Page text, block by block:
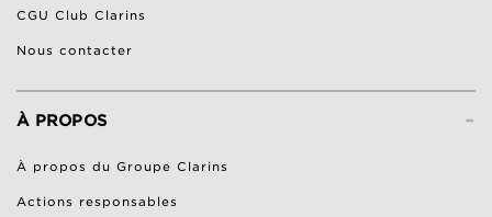
CGU Club Clarins
Nous contacter
-
À PROPOS
À propos du Groupe Clarins
Actions responsables